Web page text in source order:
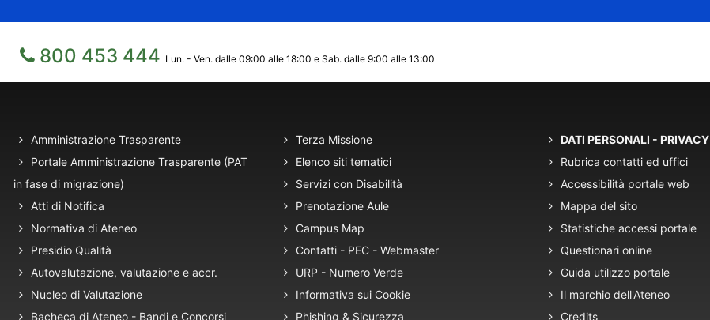
800 453 444 Lun. - Ven. dalle 09:00 alle 18:00 e Sab. dalle 9:00 alle 13:00
Amministrazione Trasparente
Portale Amministrazione Trasparente (PAT
in fase di migrazione)
Atti di Notifica
Normativa di Ateneo
Presidio Qualità
Autovalutazione, valutazione e accr.
Nucleo di Valutazione
Bacheca di Ateneo - Bandi e Concorsi
Terza Missione
Elenco siti tematici
Servizi con Disabilità
Prenotazione Aule
Campus Map
Contatti - PEC - Webmaster
URP - Numero Verde
Informativa sui Cookie
Phishing & Sicurezza
DATI PERSONALI - PRIVACY
Rubrica contatti ed uffici
Accessibilità portale web
Mappa del sito
Statistiche accessi portale
Questionari online
Guida utilizzo portale
Il marchio dell'Ateneo
Credits